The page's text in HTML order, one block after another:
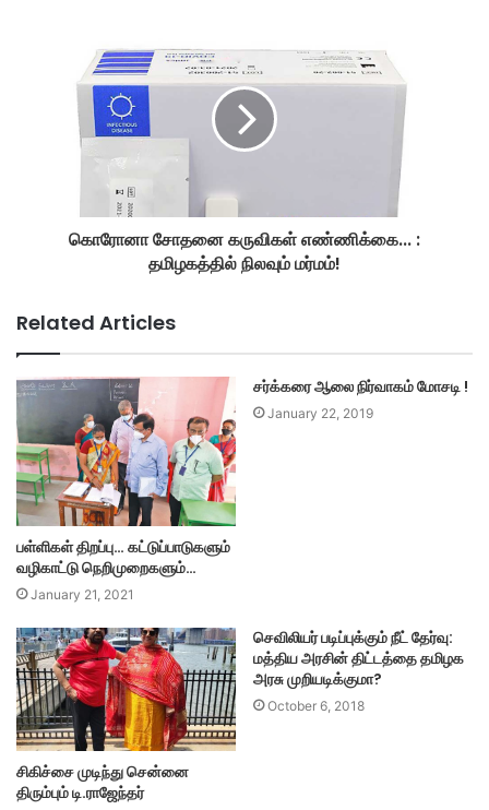
கொரோனா சோதனை கருவிகள் எண்ணிக்கை... :
தமிழகத்தில் நிலவும் மர்மம்!
Related Articles
பள்ளிகள் திறப்பு… கட்டுப்பாடுகளும்
வழிகாட்டு நெறிமுறைகளும்…
January 21, 2021
சர்க்கரை ஆலை நிர்வாகம் மோசடி !
January 22, 2019
சிகிச்சை முடிந்து சென்னை
திரும்பும் டி.ராஜேந்தர்
செவிலியர் படிப்புக்கும் நீட் தேர்வு:
மத்திய அரசின் திட்டத்தை தமிழக
அரசு முறியடிக்குமா?
October 6, 2018